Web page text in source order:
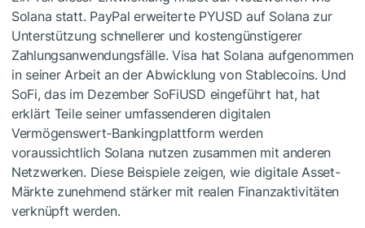
Solana statt. PayPal erweiterte PYUSD auf Solana zur
Unterstützung schnellerer und kostengünstigerer
Zahlungsanwendungsfälle. Visa hat Solana aufgenommen
in seiner Arbeit an der Abwicklung von Stablecoins. Und
SoFi, das im Dezember SoFiUSD eingeführt hat, hat
erklärt Teile seiner umfassenderen digitalen
Vermögenswert-Bankingplattform werden
voraussichtlich Solana nutzen zusammen mit anderen
Netzwerken. Diese Beispiele zeigen, wie digitale Asset-
Märkte zunehmend stärker mit realen Finanzaktivitäten
verknüpft werden.